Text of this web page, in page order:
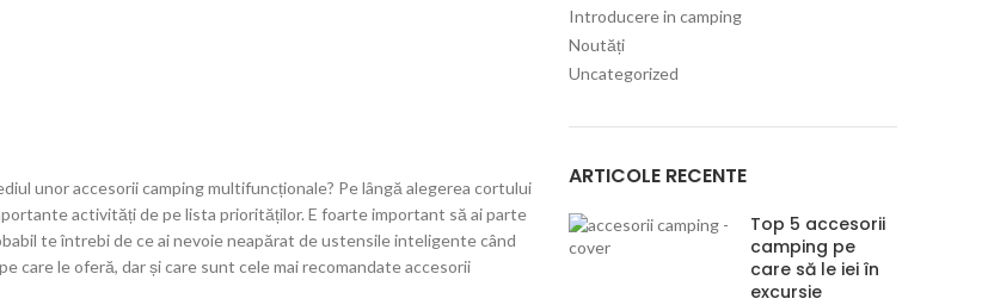
unor accesorii camping multifuncționale? Pe lângă alegerea cortului
activități de pe lista priorităților. E foarte important să ai parte
te întrebi de ce ai nevoie neapărat de ustensile inteligente când
care le oferă, dar și care sunt cele mai recomandate accesorii
Introducere in camping
Noutăți
Uncategorized
ARTICOLE RECENTE
Top 5 accesorii
camping pe
care să le iei în
excursie